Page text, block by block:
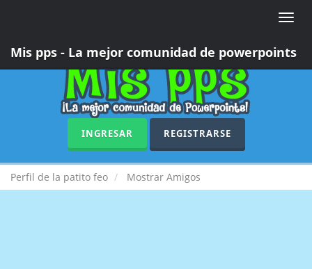
Toggle
Mis pps - La mejor comunidad de powerpoints
INGRESAR REGISTRARSE
Perfil de la patito feo Mostrar Amigos